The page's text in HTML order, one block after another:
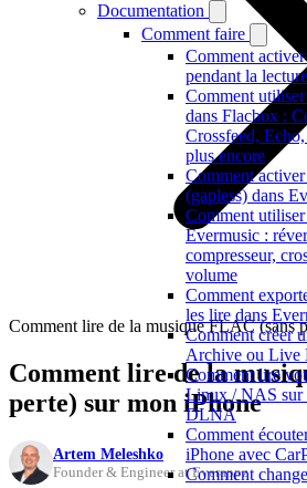
Documentation
Comment faire
Comment
pendant la
Comment
dans Flacbox :
Crossfeed,
plus encore
Comment
(gapless) dans
Comment
Evermusic :
compresseur,
volume
Comment
les lire dans
Comment créer
Archive ou Live
Comment lire
Linux / NAS sur
DLNA
Comment
iPhone avec
Comment
Comment lire de la musique FLAC (sans
Comment lire de la
perte) sur mon iPhone
Artem Meleshko
Founder & Engineer at Everappz